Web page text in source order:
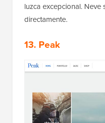
luzca excepcional. Neve
directamente.
13. Peak